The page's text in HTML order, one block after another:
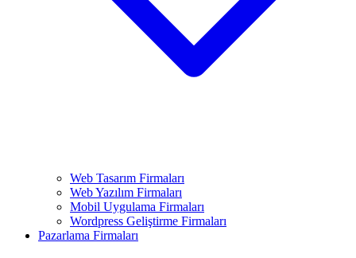
Web Tasarım Firmaları
Web Yazılım Firmaları
Mobil Uygulama Firmaları
Wordpress Geliştirme Firmaları
Pazarlama Firmaları